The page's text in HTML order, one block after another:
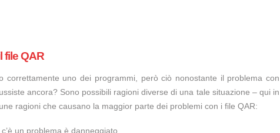
file QAR
correttamente uno dei programmi, però ciò nonostante il problema con
ancora? Sono possibili ragioni diverse di una tale situazione – qui in
ragioni che causano la maggior parte dei problemi con i file QAR:
un problema è danneggiato